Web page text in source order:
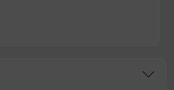
organizacje finansujące